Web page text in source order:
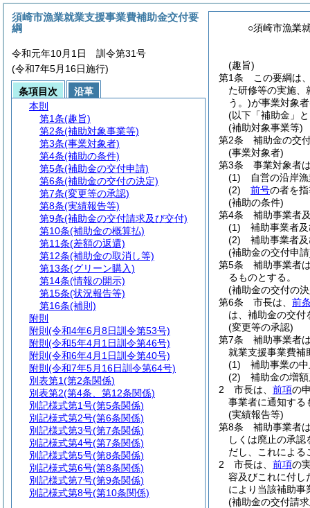
○須崎市漁業
(趣旨)
第1条
この要綱は
た研修等の実施、
う。)が事業対象者
(以下「補助金」
(補助対象事業等)
第2条
補助金の交
(事業対象者)
第3条
事業対象者
(1)
自営の沿岸
(2)
前号の者を
(補助の条件)
第4条
補助事業者
(1)
補助事業者
(2)
補助事業者
(補助金の交付申
第5条
補助事業者
るものとする。
(補助金の交付の
第6条
市長は、 前
は、補助金の交付
(変更等の承認)
第7条
補助事業者
就業支援事業費補
(1)
補助事業の
(2)
補助金の増
2
市長は、 前項の
事業者に通知する
(実績報告等)
第8条
補助事業者
しくは廃止の承
だし、これによる
2
市長は、 前項の
容及びこれに付し
により当該補助事
(補助金の交付請
須崎市漁業就業支援事業費補助金交付要
綱
令和元年10月1日 訓令第31号
(令和7年5月16日施行)
条項目次
沿革
本則
第1条(趣旨)
第2条(補助対象事業等)
第3条(事業対象者)
第4条(補助の条件)
第5条(補助金の交付申請)
第6条(補助金の交付の決定)
第7条(変更等の承認)
第8条(実績報告等)
第9条(補助金の交付請求及び交付)
第10条(補助金の概算払)
第11条(差額の返還)
第12条(補助金の取消し等)
第13条(グリーン購入)
第14条(情報の開示)
第15条(状況報告等)
第16条(補則)
附則
附則 (令和4年6月8日訓令第53号)
附則 (令和5年4月1日訓令第46号)
附則 (令和6年4月1日訓令第40号)
附則 (令和7年5月16日訓令第64号)
別表第1(第2条関係)
別表第2(第4条、第12条関係)
別記様式第1号(第5条関係)
別記様式第2号(第6条関係)
別記様式第3号(第7条関係)
別記様式第4号(第7条関係)
別記様式第5号(第8条関係)
別記様式第6号(第8条関係)
別記様式第7号(第9条関係)
別記様式第8号(第10条関係)